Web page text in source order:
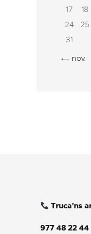
17
18
24
25
31
« nov.
Truca'ns
977 48 22 44